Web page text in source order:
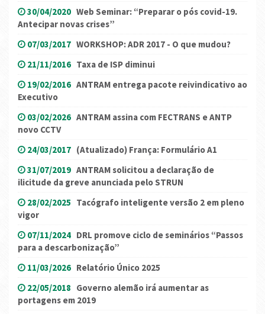
30/04/2020 Web Seminar: “Preparar o pós covid-19.
Antecipar novas crises”
07/03/2017 WORKSHOP: ADR 2017 - O que mudou?
21/11/2016 Taxa de ISP diminui
19/02/2016 ANTRAM entrega pacote reivindicativo ao
Executivo
03/02/2026 ANTRAM assina com FECTRANS e ANTP
novo CCTV
24/03/2017 (Atualizado) França: Formulário A1
31/07/2019 ANTRAM solicitou a declaração de
ilicitude da greve anunciada pelo STRUN
28/02/2025 Tacógrafo inteligente versão 2 em pleno
vigor
07/11/2024 DRL promove ciclo de seminários “Passos
para a descarbonização”
11/03/2026 Relatório Único 2025
22/05/2018 Governo alemão irá aumentar as
portagens em 2019